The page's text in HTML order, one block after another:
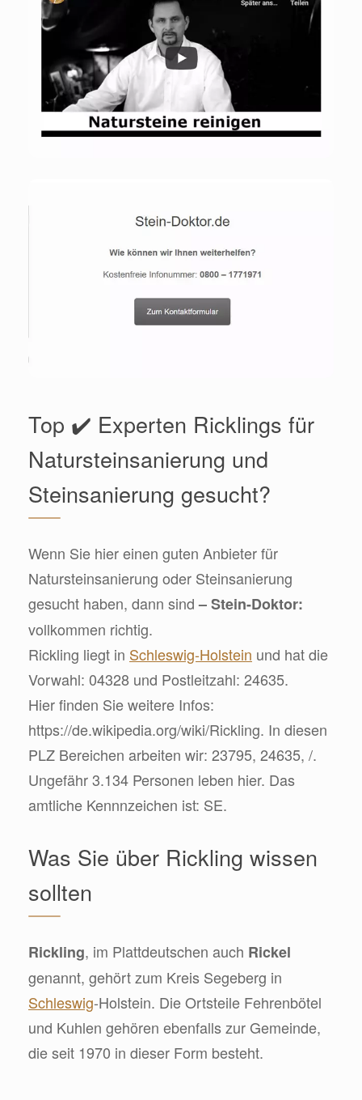
Top ✔️ Experten Ricklings für
Natursteinsanierung und
Steinsanierung gesucht?
Wenn Sie hier einen guten Anbieter für
Natursteinsanierung oder Steinsanierung
gesucht haben, dann sind– Stein-Doktor:
vollkommen richtig.
Rickling liegt in Schleswig-Holstein und hat die
Vorwahl: 04328 und Postleitzahl: 24635.
Hier finden Sie weitere Infos:
https://de.wikipedia.org/wiki/Rickling. In diesen
PLZ Bereichen arbeiten wir: 23795, 24635, /.
Ungefähr 3.134 Personen leben hier. Das
amtliche Kennnzeichen ist: SE.
Was Sie über Rickling wissen
sollten
Rickling, im Plattdeutschen auch Rickel
genannt, gehört zum Kreis Segeberg in
Schleswig-Holstein. Die Ortsteile Fehrenbötel
und Kuhlen gehören ebenfalls zur Gemeinde,
die seit 1970 in dieser Form besteht.